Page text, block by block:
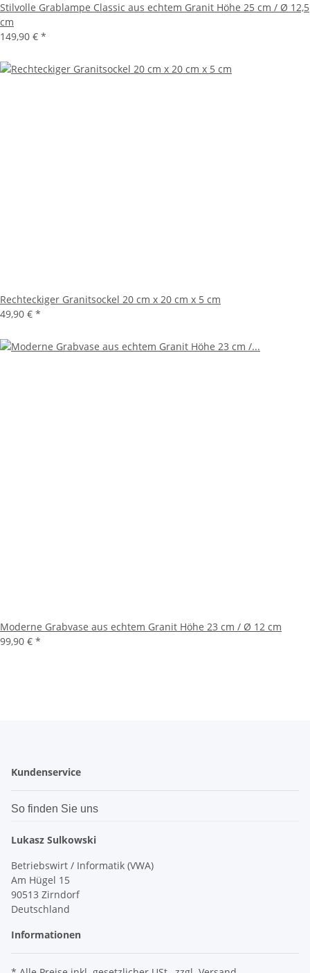
Stilvolle Grablampe Classic aus echtem Granit Höhe 25 cm / Ø 12,5
cm
149,90 € *
Rechteckiger Granitsockel 20 cm x 20 cm x 5 cm
49,90 € *
Moderne Grabvase aus echtem Granit Höhe 23 cm / Ø 12 cm
99,90 € *
Kundenservice
So finden Sie uns
Lukasz Sulkowski
Betriebswirt / Informatik (VWA)
Am Hügel 15
90513 Zirndorf
Deutschland
Informationen